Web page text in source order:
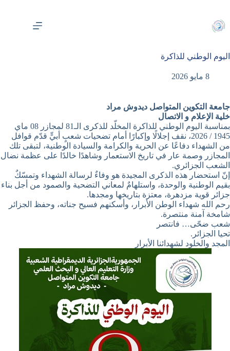
المحتوى
اليوم الوطني للذاكرة
8 مايو 2026
جامعة التكوين المتواصل ديدوش مراد
خلية الإعلام و الاتصال
بمناسبة اليوم الوطني للذاكرة المخلّد للذكرى الـ81 لمجازر 08 ماي
1945 / 2026، نقف إجلالًا وإكبارًا أمام تضحيات شعبٍ أبيٍّ قدّم قوافل
من الشهداء دفاعًا عن الحرية والكرامة والسيادة الوطنية، لتبقى تلك
المجازر وصمة عار في تاريخ الاستعمار وشاهدًا خالدًا على عظمة نضال
الشعب الجزائري.
إنّ استحضار هذه الذكرى المجيدة هو وفاءٌ لرسالة الشهداء وتمسّكٌ
بقيم الوطنية والوحدة، واستلهامٌ لمعاني التضحية والصمود من أجل بناء
جزائر قوية مزدهرة، معتزة بتاريخها ومجدها.
رحم الله شهداء الوطن الأبرار، وأسكنهم فسيح جناته، وحفظ الجزائر
شامخة آمنة منتصرة.
شعب ضحّى… فانتصر
تحيا الجزائر.
المجد والخلود لشهدائنا الأبرار